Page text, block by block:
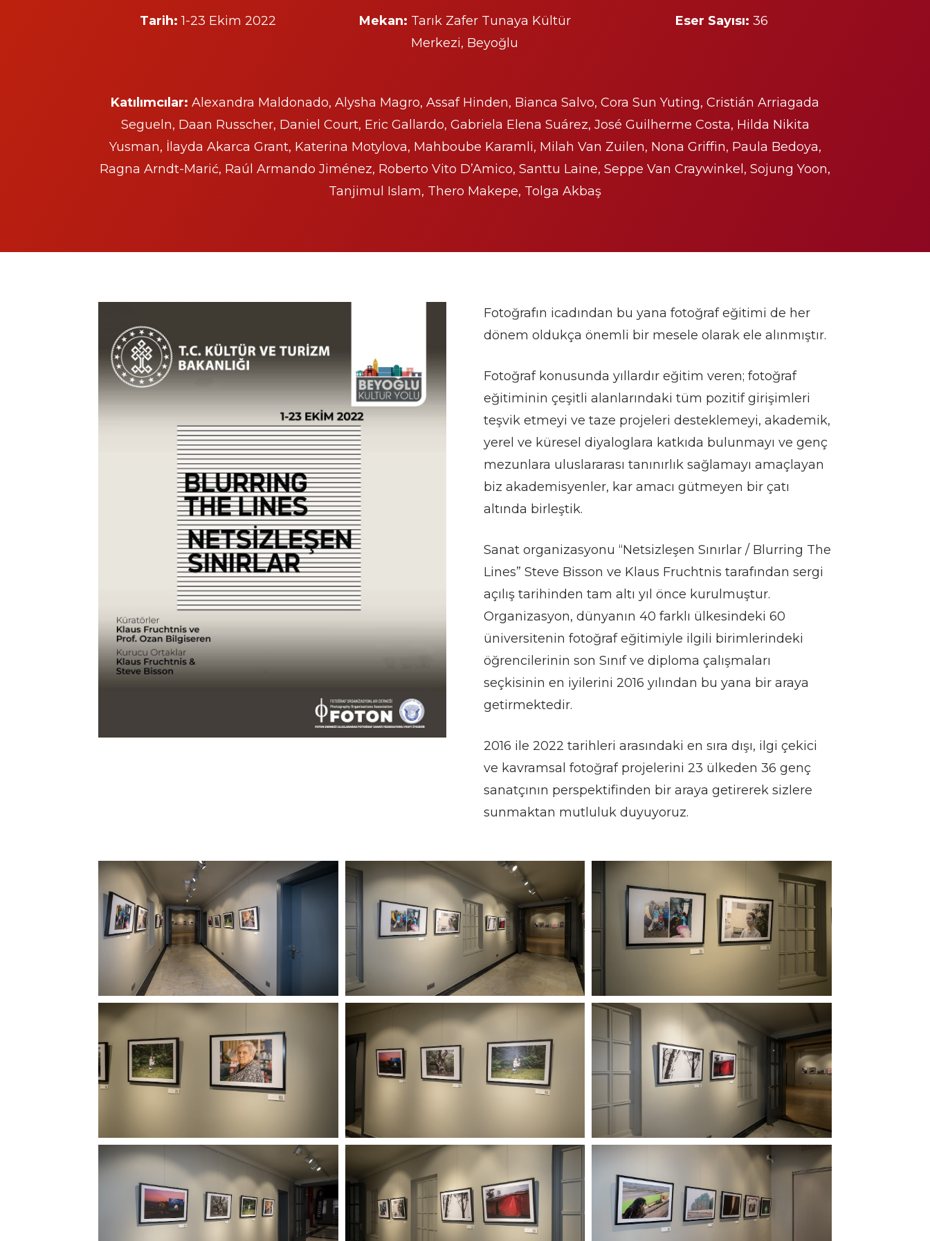
Tarih: 1-23 Ekim 2022 Mekan: Tarık Zafer Tunaya Kültür
Merkezi, Beyoğlu
Eser Sayısı: 36
Katılımcılar: Alexandra Maldonado, Alysha Magro, Assaf Hinden, Bianca Salvo, Cora Sun Yuting, Cristián Arriagada
Segueln, Daan Russcher, Daniel Court, Eric Gallardo, Gabriela Elena Suárez, José Guilherme Costa, Hilda Nikita
Yusman, İlayda Akarca Grant, Katerina Motylova, Mahboube Karamli, Milah Van Zuilen, Nona Griffin, Paula Bedoya,
Ragna Arndt-Marić, Raúl Armando Jiménez, Roberto Vito D’Amico, Santtu Laine, Seppe Van Craywinkel, Sojung Yoon,
Tanjimul Islam, Thero Makepe, Tolga Akbaş
Fotoğrafın icadından bu yana fotoğraf eğitimi de her
dönem oldukça önemli bir mesele olarak ele alınmıştır.
Fotoğraf konusunda yıllardır eğitim veren; fotoğraf
eğitiminin çeşitli alanlarındaki tüm pozitif girişimleri
teşvik etmeyi ve taze projeleri desteklemeyi, akademik,
yerel ve küresel diyaloglara katkıda bulunmayı ve genç
mezunlara uluslararası tanınırlık sağlamayı amaçlayan
biz akademisyenler, kar amacı gütmeyen bir çatı
altında birleştik.
Sanat organizasyonu “Netsizleşen Sınırlar / Blurring The
Lines” Steve Bisson ve Klaus Fruchtnis tarafından sergi
açılış tarihinden tam altı yıl önce kurulmuştur.
Organizasyon, dünyanın 40 farklı ülkesindeki 60
üniversitenin fotoğraf eğitimiyle ilgili birimlerindeki
öğrencilerinin son Sınıf ve diploma çalışmaları
seçkisinin en iyilerini 2016 yılından bu yana bir araya
getirmektedir.
2016 ile 2022 tarihleri arasındaki en sıra dışı, ilgi çekici
ve kavramsal fotoğraf projelerini 23 ülkeden 36 genç
sanatçının perspektifinden bir araya getirerek sizlere
sunmaktan mutluluk duyuyoruz.